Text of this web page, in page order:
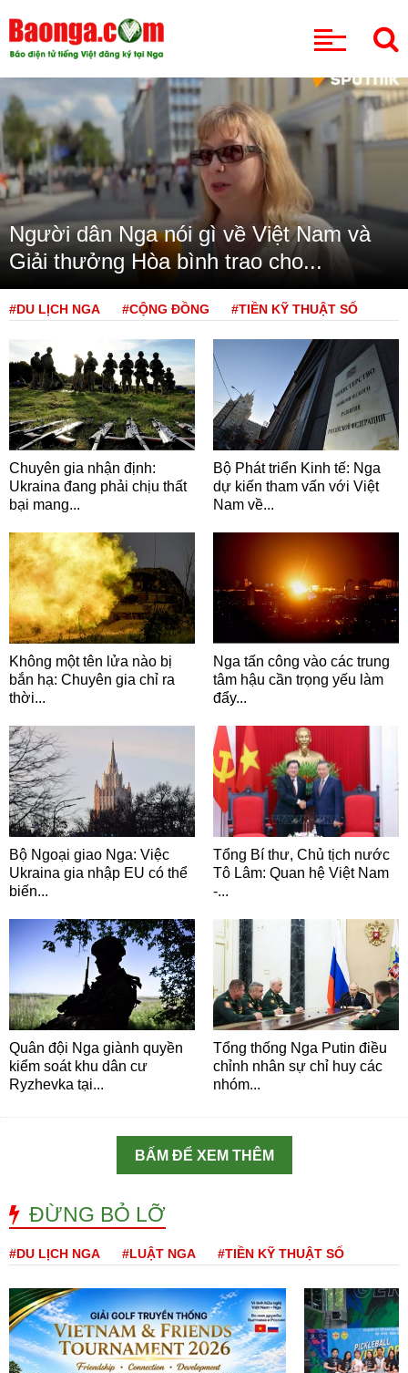
Người dân Nga nói gì về Việt Nam và
Giải thưởng Hòa bình trao cho...
#DU LỊCH NGA #CỘNG ĐỒNG #TIỀN KỸ THUẬT SỐ
Chuyên gia nhận định:
Ukraina đang phải chịu thất
bại mang...
Bộ Phát triển Kinh tế: Nga
dự kiến tham vấn với Việt
Nam về...
Không một tên lửa nào bị
bắn hạ: Chuyên gia chỉ ra
thời...
Nga tấn công vào các trung
tâm hậu cần trọng yếu làm
đẩy...
Bộ Ngoại giao Nga: Việc
Ukraina gia nhập EU có thể
biến...
Tổng Bí thư, Chủ tịch nước
Tô Lâm: Quan hệ Việt Nam
-...
Quân đội Nga giành quyền
kiểm soát khu dân cư
Ryzhevka tại...
Tổng thống Nga Putin điều
chỉnh nhân sự chỉ huy các
nhóm...
BẤM ĐỂ XEM THÊM
ĐỪNG BỎ LỠ
#DU LỊCH NGA #LUẬT NGA #TIỀN KỸ THUẬT SỐ